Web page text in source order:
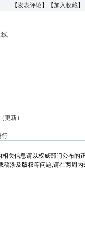
【发表评论】【加入收藏
线
更新）
行
关信息请以权威部门公布的
涉及版权等问题,请在两周内